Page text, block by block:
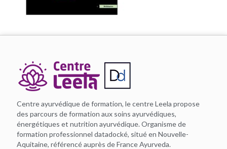
Centre ayurvédique de formation, le centre Leela propose
des parcours de formation aux soins ayurvédiques,
énergétiques et nutrition ayurvédique. Organisme de
formation professionnel datadocké, situé en Nouvelle-
Aquitaine, référencé auprès de France Ayurveda.